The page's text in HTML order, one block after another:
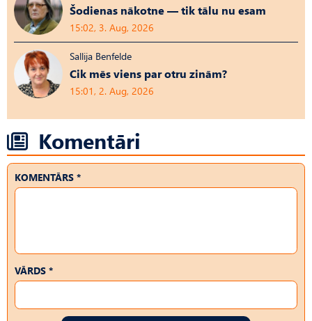
Šodienas nākotne — tik tālu nu esam
15:02, 3. Aug, 2026
Sallija Benfelde
Cik mēs viens par otru zinām?
15:01, 2. Aug, 2026
Komentāri
KOMENTĀRS *
VĀRDS *